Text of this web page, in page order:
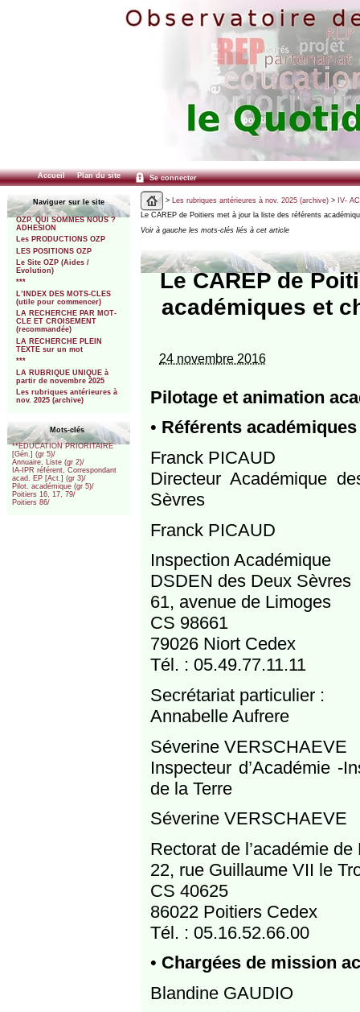
Accueil Plan du site Se connecter
Naviguer sur le site
OZP. QUI SOMMES NOUS ?
ADHESION
Les PRODUCTIONS OZP
LES POSITIONS OZP
Le Site OZP (Aides /
Evolution)
***
L’INDEX DES MOTS-CLES
(utile pour commencer)
LA RECHERCHE PAR MOT-
CLE ET CROISEMENT
(recommandée)
LA RECHERCHE PLEIN
TEXTE sur un mot
***
LA RUBRIQUE UNIQUE à
partir de novembre 2025
Les rubriques antérieures à
nov. 2025 (archive)
Mots-clés
**EDUCATION PRIORITAIRE
[Gén.] (gr 5)/
Annuaire, Liste (gr 2)/
IA-IPR référent, Correspondant
acad. EP [Act.] (gr 3)/
Pilot. académique (gr 5)/
Poitiers 16, 17, 79/
Poitiers 86/
> Les rubriques antérieures à nov. 2025 (archive)> IV-
Le CAREP de Poitiers met à jour la liste des référents
Voir à gauche les mots-clés liés à cet article
Le CAREP de
académiques et
24 novembre 2016
Pilotage et animation
• Référents académiques
Franck PICAUD
Directeur Académique
Sèvres
Franck PICAUD
Inspection Académique
DSDEN des Deux Sèvres
61, avenue de Limoges
CS 98661
79026 Niort Cedex
Tél. : 05.49.77.11.11
Secrétariat particulier :
Annabelle Aufrere
Séverine VERSCHAEVE
Inspecteur d’Académie -
de la Terre
Séverine VERSCHAEVE
Rectorat de l’académie de
22, rue Guillaume VII le
CS 40625
86022 Poitiers Cedex
Tél. : 05.16.52.66.00
• Chargées de mission
Blandine GAUDIO